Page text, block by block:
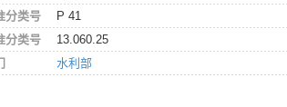
分类号
P 41
分类号
13.060.25
水利部